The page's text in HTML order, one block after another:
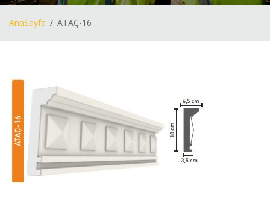
AnaSayfa ATAÇ-16